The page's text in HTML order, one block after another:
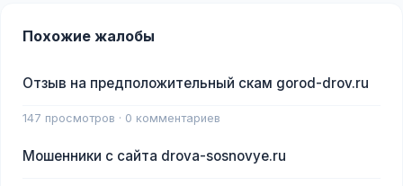
Похожие жалобы
Отзыв на предположительный скам gorod-drov.ru
147 просмотров · 0 комментариев
Мошенники с сайта drova-sosnovye.ru